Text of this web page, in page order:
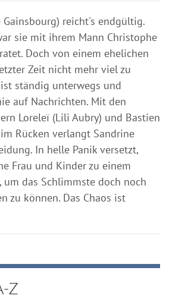
Gainsbourg) reicht's endgültig.
sie mit ihrem Mann Christophe
Doch von einem ehelichen
Zeit nicht mehr viel zu
ständig unterwegs und
auf Nachrichten. Mit den
Loreleï (Lili Aubry) und Bastien
Rücken verlangt Sandrine
In helle Panik versetzt,
Frau und Kinder zu einem
um das Schlimmste doch noch
zu können. Das Chaos ist
Z